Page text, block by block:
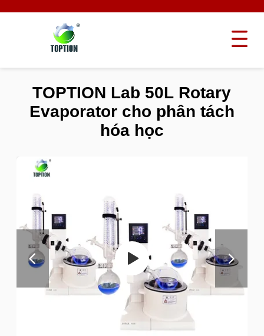
TOPTION Lab 50L Rotary
Evaporator cho phân tách
hóa học